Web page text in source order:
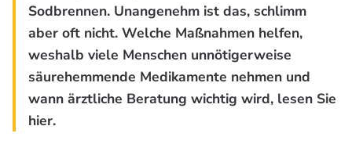
Sodbrennen. Unangenehm ist das, schlimm
aber oft nicht. Welche Maßnahmen helfen,
weshalb viele Menschen unnötigerweise
säurehemmende Medikamente nehmen und
wann ärztliche Beratung wichtig wird, lesen Sie
hier.